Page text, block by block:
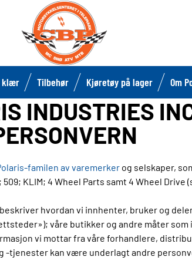
klær Tilbehør Kjøretøy på lager Om
INDUSTRIES
familen av varemerkerog selskaper,
KLIM; 4 Wheel Parts samt 4 Wheel Drive
hvordan vi innhenter, bruker og
våre butikker og andre måter
vi mottar fra våre forhandlere,
-tjenester kan være underlagt andre